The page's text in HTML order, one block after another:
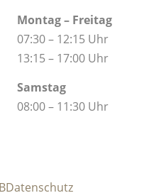
Montag – Freitag
07:30 – 12:15 Uhr
13:15 – 17:00 Uhr
Samstag
08:00 – 11:30 Uhr
Datenschutz